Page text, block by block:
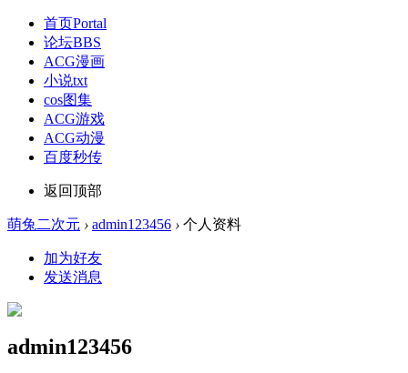
首页Portal
论坛BBS
ACG漫画
小说txt
cos图集
ACG游戏
ACG动漫
百度秒传
返回顶部
萌兔二次元 › admin123456 › 个人资料
加为好友
发送消息
admin123456